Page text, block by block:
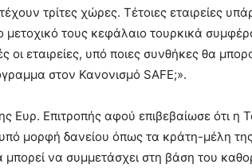
τρίτες χώρες. Τέτοιες εταιρείες
μετοχικό τους κεφάλαιο τουρκικά
οι εταιρείες, υπό ποιες συνθήκες θα
στον Κανονισμό SAFE;».
Ευρ. Επιτροπής αφού επιβεβαίωσε ότι η
μορφή δανείου όπως τα κράτη-μέλη της
μπορεί να συμμετάσχει στη βάση του